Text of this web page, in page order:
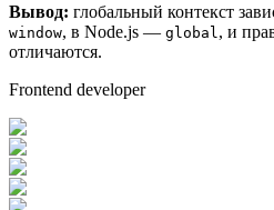
Вывод: глобальный контекст
window, в Node.js — global , и
отличаются.
Frontend developer